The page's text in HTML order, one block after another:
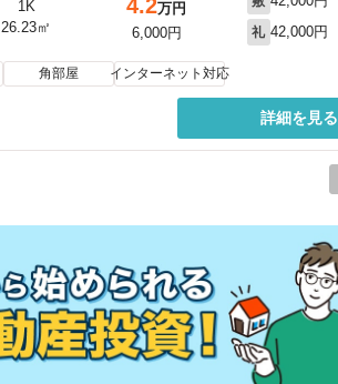
1K
26.23㎡
4.2万円
6,000円
礼 42,000円
角部屋 インターネット対応
詳細を見る